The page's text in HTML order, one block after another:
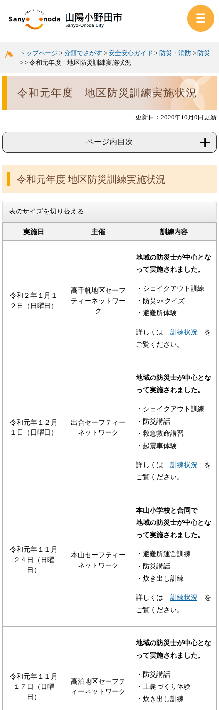
トップページ > 分類でさがす > 安全安心ガイド > 防災・消防 > 防災
> > 令和元年度 地区防災訓練実施状況
令和元年度 地区防災訓練実施状況
更新日：2020年10月9日更新
ページ内目次
令和元年度 地区防災訓練実施状況
表のサイズを切り替える
実施日 主催 訓練内容
令和２年１月１
２日（日曜日）
高千帆地区セーフ
ティーネットワー
ク
地域の防災士が中心とな
って実施されました。
・シェイクアウト訓練
・防災○×クイズ
・避難所体験
詳しくは 訓練状況 を
ご覧ください。
令和元年１２月
１日（日曜日）
出合セーフティー
ネットワーク
地域の防災士が中心とな
って実施されました。
・シェイクアウト訓練
・防災講話
・救急救命講習
・起震車体験
詳しくは 訓練状況 を
ご覧ください。
令和元年１１月
２４日（日曜
日）
本山セーフティー
ネットワーク
本山小学校と合同で
地域の防災士が中心とな
って実施されました。
・避難所運営訓練
・防災講話
・炊き出し訓練
詳しくは 訓練状況 を
ご覧ください。
令和元年１１月
１７日（日曜
日）
高泊地区セーフテ
ィーネットワーク
地域の防災士が中心とな
って実施されました。
・防災講話
・土嚢づくり体験
・炊き出し訓練